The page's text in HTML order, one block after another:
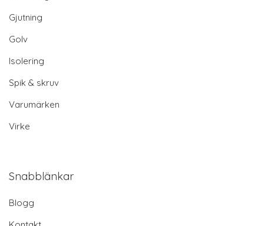
Gjutning
Golv
Isolering
Spik & skruv
Varumärken
Virke
Snabblänkar
Blogg